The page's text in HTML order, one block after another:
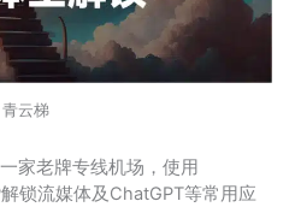
青云梯
家老牌专线机场，使用
锁流媒体及ChatGPT等常用应